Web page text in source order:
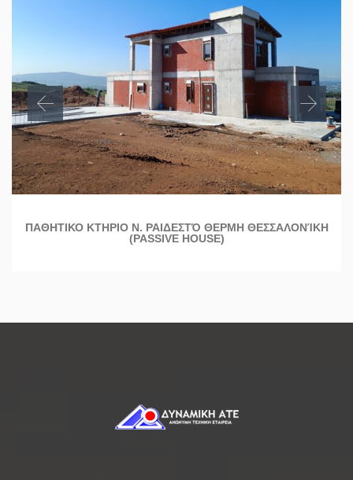
ΠΑΘΗΤΙΚΟ ΚΤΗΡΙΟ Ν. ΡΑΙΔΕΣΤΌ ΘΕΡΜΗ ΘΕΣΣΑΛΟΝΊΚΗ
(PASSIVE HOUSE)